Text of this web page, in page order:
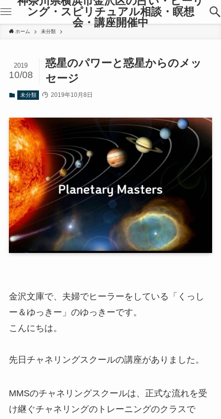
ング・スピリチュアル相談・瞑想
会・講座開催中
ホーム 未分類
惑星のパワーと惑星からのメッ
セージ
2019
10/08
未分類 2019年10月8日
金沢文庫で、夫婦でヒーラーをしている「くっし
ー＆ゆっきー」のゆっきーです。
こんにちは。
先日チャネリングスクールの講座がありました。
MMSのチャネリングスクールは、正式な流れを受
け継ぐチャネリングのトレーニングのクラスで